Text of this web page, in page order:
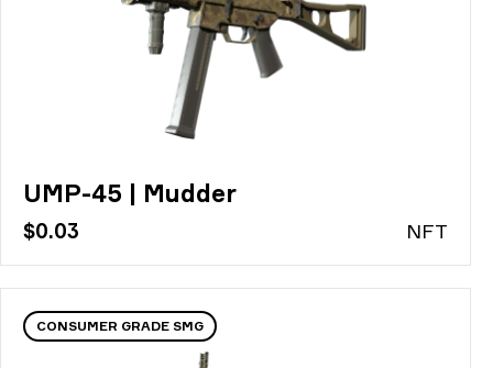
UMP-45 | Mudder
$0.03 NFT
CONSUMER GRADE SMG